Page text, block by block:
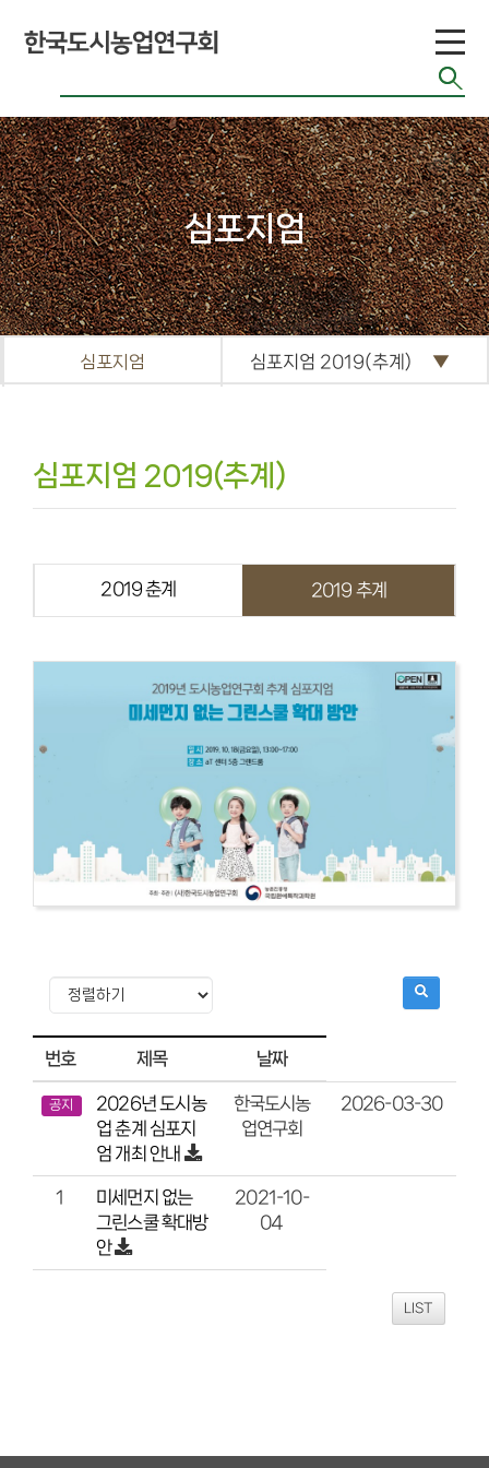
도시농업 법령
반려식물
관련 사이트
커
뮤
니
티
공지게시판
기타자료실
FAQ
심포지엄
심포지엄 심포지엄 2019(추계)
심포지엄 2019(추계)
2019 춘계 2019 추계
번호 제목 날짜
공지 2026년 도시농
업 춘계 심포지
엄 개최 안내
한국도시농
업연구회
2026-03-30
1 미세먼지 없는
그린스쿨 확대방
안
2021-10-
04
LIST